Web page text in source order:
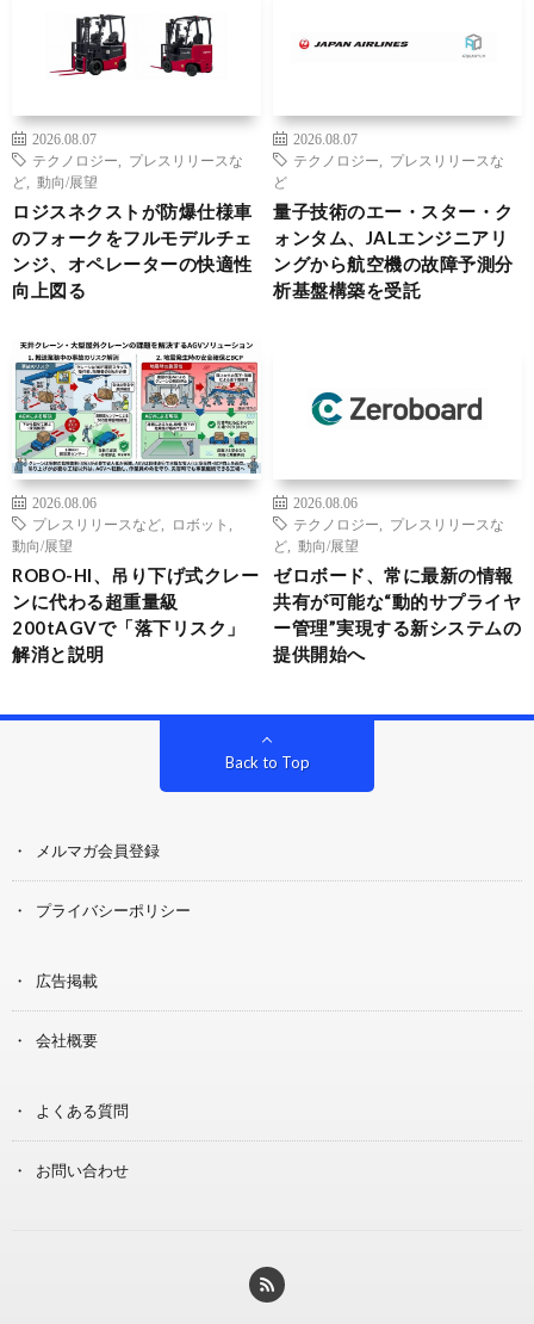
2026.08.07
テクノロジー
プレスリリースな
ど
動向/展望
ロジスネクストが防爆仕様車
のフォークをフルモデルチェ
ンジ、オペレーターの快適性
向上図る
2026.08.07
テクノロジー
プレスリリースな
ど
量子技術のエー・スター・ク
ォンタム、JALエンジニアリ
ングから航空機の故障予測分
析基盤構築を受託
2026.08.06
プレスリリースなど
ロボット
動向/展望
ROBO-HI、吊り下げ式クレー
ンに代わる超重量級
200tAGVで「落下リスク」
解消と説明
2026.08.06
テクノロジー
プレスリリースな
ど
動向/展望
ゼロボード、常に最新の情報
共有が可能な“動的サプライヤ
ー管理”実現する新システムの
提供開始へ
Back to Top
メルマガ会員登録
プライバシーポリシー
広告掲載
会社概要
よくある質問
お問い合わせ